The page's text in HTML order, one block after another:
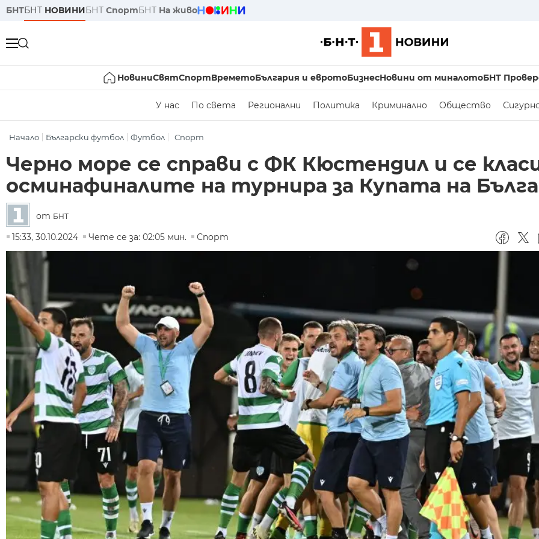
БНТБНТ НОВИНИБНТ СпортБНТ На живо
НовиниСвятСпортВреметоБългария и евротоБизнесНовини от миналотоБНТ
У нас По света Регионални Политика Криминално Общество
Начало Български футбол Футбол Спорт
Черно море се справи с ФК Кюстендил и се
осминафиналите на турнира за Купата на
от БНТ
15:33, 30.10.2024
Чете се за: 02:05 мин. Спорт